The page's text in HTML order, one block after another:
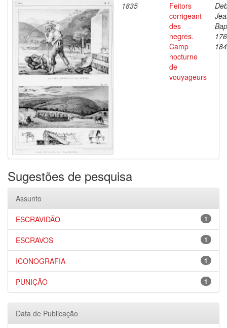
1835
Feitors
corrigeant
des
negres.
Camp
nocturne
de
vouyageurs
Sugestões de pesquisa
Assunto
1
ESCRAVIDÃO
1
ESCRAVOS
1
ICONOGRAFIA
1
PUNIÇÃO
Data de Publicação